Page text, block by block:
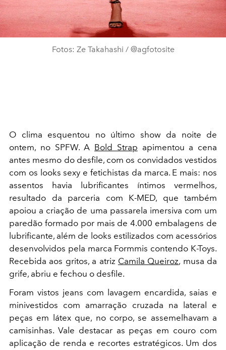
Fotos: Ze Takahashi / @agfotosite
O clima esquentou no último show da noite de
ontem, no SPFW. A Bold Strap apimentou a cena
antes mesmo do desfile, com os convidados vestidos
com os looks sexy e fetichistas da marca. E mais: nos
assentos havia lubrificantes íntimos vermelhos,
resultado da parceria com K-MED, que também
apoiou a criação de uma passarela imersiva com um
paredão formado por mais de 4.000 embalagens de
lubrificante, além de looks estilizados com acessórios
desenvolvidos pela marca Formmis contendo K-Toys.
Recebida aos gritos, a atriz Camila Queiroz, musa da
grife, abriu e fechou o desfile.
Foram vistos jeans com lavagem encardida, saias e
minivestidos com amarração cruzada na lateral e
peças em látex que, no corpo, se assemelhavam a
camisinhas. Vale destacar as peças em couro com
aplicação de renda e recortes estratégicos. Um dos